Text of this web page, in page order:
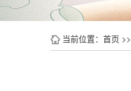
当前位置： 首页 >>